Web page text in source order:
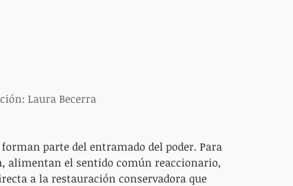
Laura Becerra
parte del entramado del poder. Para
alimentan el sentido común reaccionario,
a la restauración conservadora que